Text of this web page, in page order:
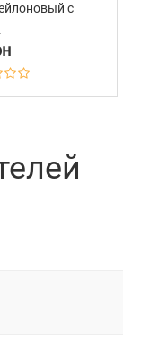
с
Пряжкой и
Витраж